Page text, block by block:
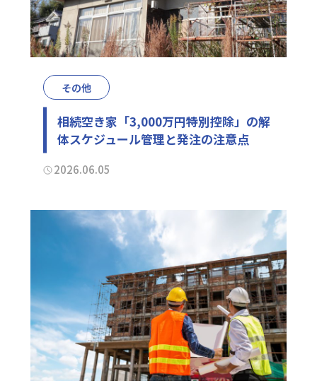
その他
相続空き家「3,000万円特別控除」の解
体スケジュール管理と発注の注意点
2026.06.05